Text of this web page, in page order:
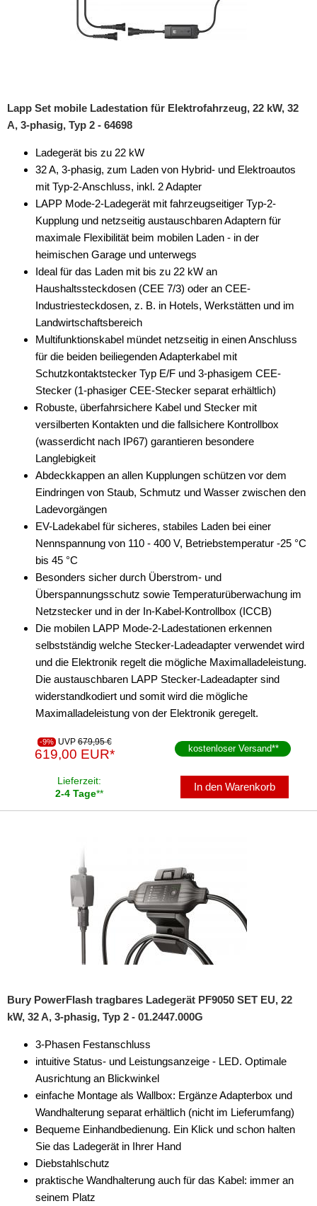
Lapp Set mobile Ladestation für Elektrofahrzeug, 22 kW, 32
A, 3-phasig, Typ 2 - 64698
Ladegerät bis zu 22 kW
32 A, 3-phasig, zum Laden von Hybrid- und Elektroautos
mit Typ-2-Anschluss, inkl. 2 Adapter
LAPP Mode-2-Ladegerät mit fahrzeugseitiger Typ-2-
Kupplung und netzseitig austauschbaren Adaptern für
maximale Flexibilität beim mobilen Laden - in der
heimischen Garage und unterwegs
Ideal für das Laden mit bis zu 22 kW an
Haushaltssteckdosen (CEE 7/3) oder an CEE-
Industriesteckdosen, z. B. in Hotels, Werkstätten und im
Landwirtschaftsbereich
Multifunktionskabel mündet netzseitig in einen Anschluss
für die beiden beiliegenden Adapterkabel mit
Schutzkontaktstecker Typ E/F und 3-phasigem CEE-
Stecker (1-phasiger CEE-Stecker separat erhältlich)
Robuste, überfahrsichere Kabel und Stecker mit
versilberten Kontakten und die fallsichere Kontrollbox
(wasserdicht nach IP67) garantieren besondere
Langlebigkeit
Abdeckkappen an allen Kupplungen schützen vor dem
Eindringen von Staub, Schmutz und Wasser zwischen den
Ladevorgängen
EV-Ladekabel für sicheres, stabiles Laden bei einer
Nennspannung von 110 - 400 V, Betriebstemperatur -25 °C
bis 45 °C
Besonders sicher durch Überstrom- und
Überspannungsschutz sowie Temperaturüberwachung im
Netzstecker und in der In-Kabel-Kontrollbox (ICCB)
Die mobilen LAPP Mode-2-Ladestationen erkennen
selbstständig welche Stecker-Ladeadapter verwendet wird
und die Elektronik regelt die mögliche Maximalladeleistung.
Die austauschbaren LAPP Stecker-Ladeadapter sind
widerstandkodiert und somit wird die mögliche
Maximalladeleistung von der Elektronik geregelt.
-9% UVP 679,95 €
619,00 EUR* kostenloser Versand**
Lieferzeit:
2-4 Tage**
In den Warenkorb
Bury PowerFlash tragbares Ladegerät PF9050 SET EU, 22
kW, 32 A, 3-phasig, Typ 2 - 01.2447.000G
3-Phasen Festanschluss
intuitive Status- und Leistungsanzeige - LED. Optimale
Ausrichtung an Blickwinkel
einfache Montage als Wallbox: Ergänze Adapterbox und
Wandhalterung separat erhältlich (nicht im Lieferumfang)
Bequeme Einhandbedienung. Ein Klick und schon halten
Sie das Ladegerät in Ihrer Hand
Diebstahlschutz
praktische Wandhalterung auch für das Kabel: immer an
seinem Platz